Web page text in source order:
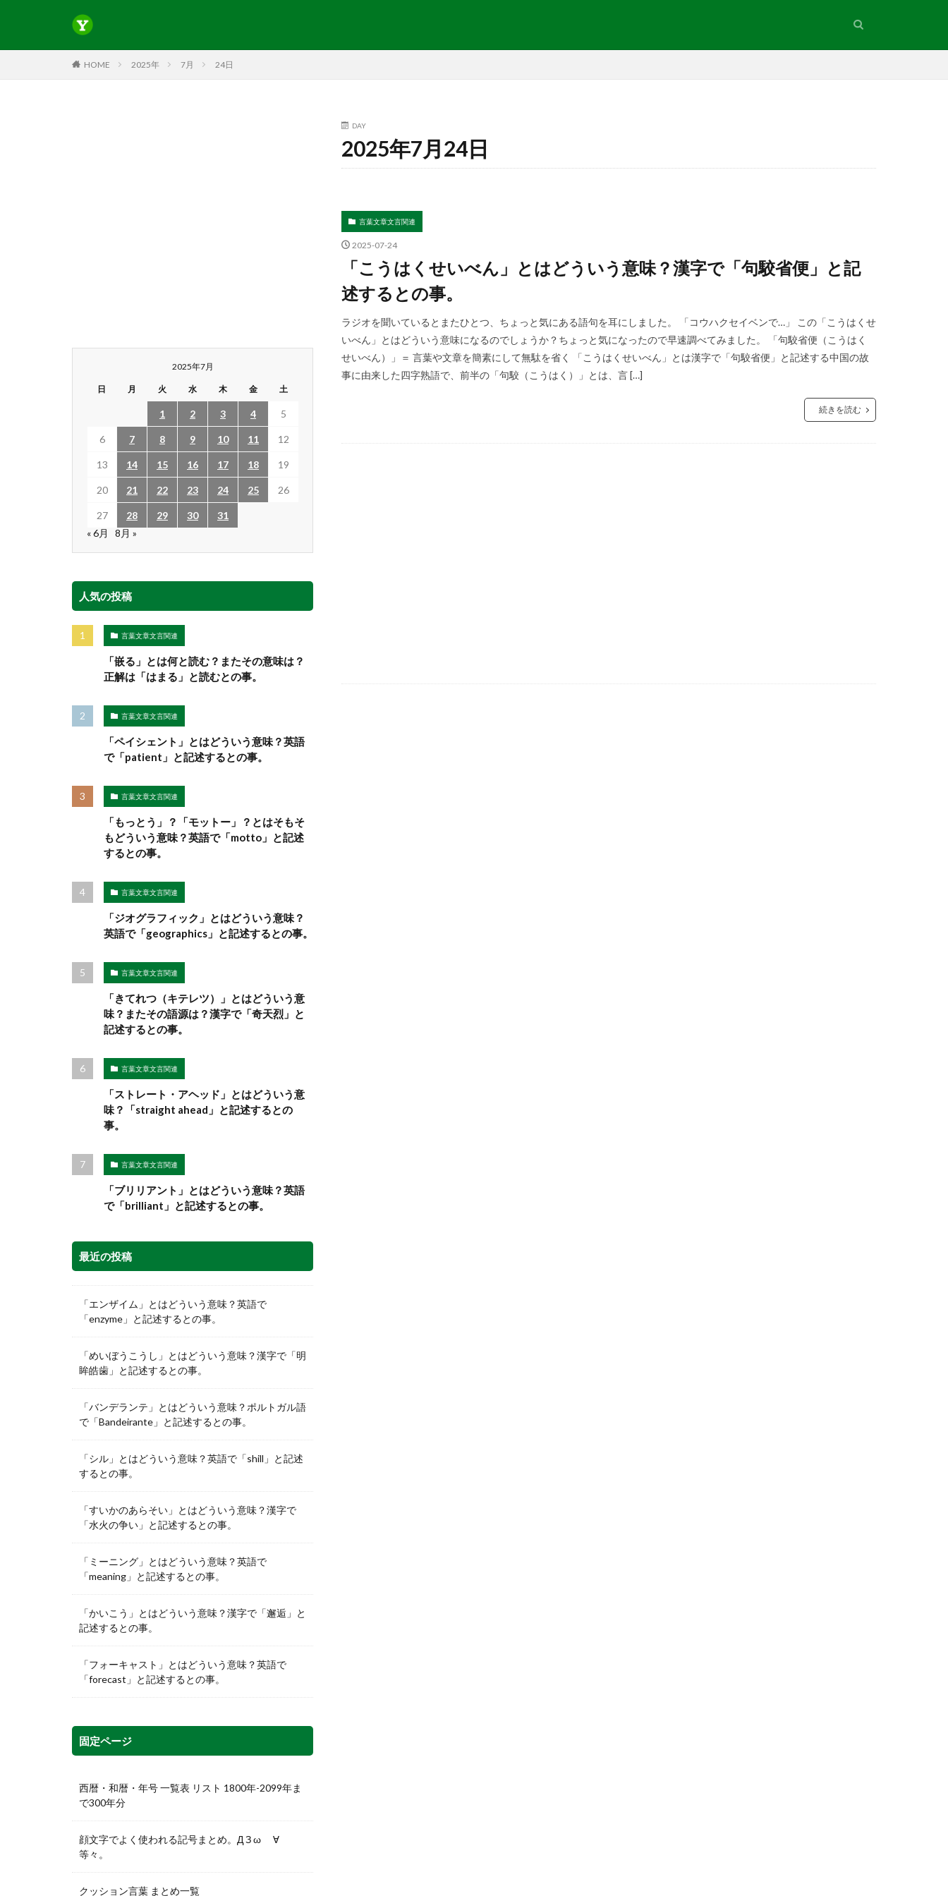
HOME 2025年 7月 24日
DAY
2025年7月24日
言葉文章文言関連
2025-07-24
「こうはくせいべん」とはどういう意味？漢字で「句駮省便」と記
述するとの事。
ラジオを聞いているとまたひとつ、ちょっと気にある語句を耳にしました。 「コウハクセイベンで…」 この「こうはくせ
いべん」とはどういう意味になるのでしょうか？ちょっと気になったので早速調べてみました。 「句駮省便（こうはく
せいべん）」＝ 言葉や文章を簡素にして無駄を省く 「こうはくせいべん」とは漢字で「句駮省便」と記述する中国の故
事に由来した四字熟語で、前半の「句駮（こうはく）」とは、言 […]
続きを読む
2025年7月
日 月 火 水 木 金 土
1 2 3 4 5
6 7 8 9 10 11 12
13 14 15 16 17 18 19
20 21 22 23 24 25 26
27 28 29 30
31
« 6月
8月 »
人気の投稿
言葉文章文言関連
「嵌る」とは何と読む？またその意味は？
正解は「はまる」と読むとの事。
言葉文章文言関連
「ペイシェント」とはどういう意味？英語
で「patient」と記述するとの事。
言葉文章文言関連
「もっとう」？「モットー」？とはそもそ
もどういう意味？英語で「motto」と記述
するとの事。
言葉文章文言関連
「ジオグラフィック」とはどういう意味？
英語で「geographics」と記述するとの事。
言葉文章文言関連
「きてれつ（キテレツ）」とはどういう意
味？またその語源は？漢字で「奇天烈」と
記述するとの事。
言葉文章文言関連
「ストレート・アヘッド」とはどういう意
味？「straight ahead」と記述するとの
事。
言葉文章文言関連
「ブリリアント」とはどういう意味？英語
で「brilliant」と記述するとの事。
最近の投稿
「エンザイム」とはどういう意味？英語で
「enzyme」と記述するとの事。
「めいぼうこうし」とはどういう意味？漢字で「明
眸皓歯」と記述するとの事。
「バンデランテ」とはどういう意味？ポルトガル語
で「Bandeirante」と記述するとの事。
「シル」とはどういう意味？英語で「shill」と記述
するとの事。
「すいかのあらそい」とはどういう意味？漢字で
「水火の争い」と記述するとの事。
「ミーニング」とはどういう意味？英語で
「meaning」と記述するとの事。
「かいこう」とはどういう意味？漢字で「邂逅」と
記述するとの事。
「フォーキャスト」とはどういう意味？英語で
「forecast」と記述するとの事。
固定ページ
西暦・和暦・年号 一覧表 リスト 1800年-2099年ま
で300年分
顔文字でよく使われる記号まとめ。Д З ω ゞ∀
等々。
クッション言葉 まとめ一覧